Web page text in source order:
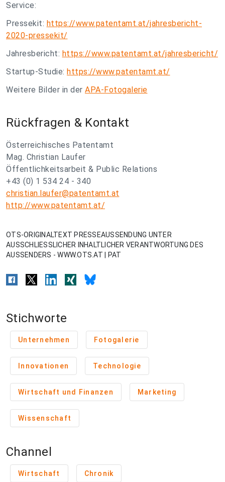
Service:
Pressekit: https://www.patentamt.at/jahresbericht-
2020-pressekit/
Jahresbericht: https://www.patentamt.at/jahresbericht/
Startup-Studie: https://www.patentamt.at/
Weitere Bilder in der APA-Fotogalerie
Rückfragen & Kontakt
Österreichisches Patentamt
Mag. Christian Laufer
Öffentlichkeitsarbeit & Public Relations
+43 (0) 1 534 24 - 340
christian.laufer@patentamt.at
http://www.patentamt.at/
OTS-ORIGINALTEXT PRESSEAUSSENDUNG UNTER
AUSSCHLIESSLICHER INHALTLICHER VERANTWORTUNG DES
AUSSENDERS - WWW.OTS.AT | PAT
Stichworte
Unternehmen Fotogalerie
Innovationen Technologie
Wirtschaft und Finanzen Marketing
Wissenschaft
Channel
Wirtschaft Chronik